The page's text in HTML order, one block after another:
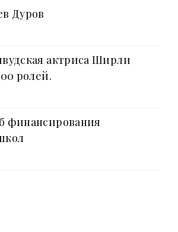
Дуров
актриса Ширли
ролей.
финансирования